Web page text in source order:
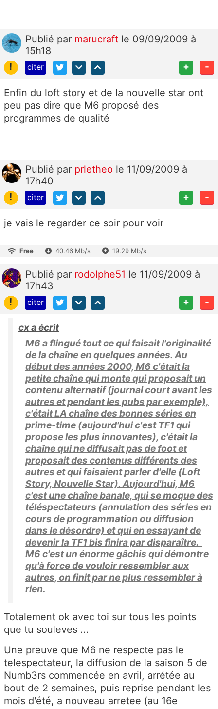
Publié par marucraft le 09/09/2009 à
15h18
!
citer + -
Enfin du loft story et de la nouvelle star ont
peu pas dire que M6 proposé des
programmes de qualité
Publié par prletheo le 11/09/2009 à
17h40
!
citer + -
je vais le regarder ce soir pour voir
Free 40.46 Mb/s 19.29 Mb/s
Publié par rodolphe51 le 11/09/2009 à
17h43
!
citer + -
cx a écrit
M6 a flingué tout ce qui faisait l'originalité
de la chaîne en quelques années. Au
début des années 2000, M6 c'était la
petite chaîne qui monte qui proposait un
contenu alternatif (journal court avant les
autres et pendant les pubs par exemple),
c'était LA chaîne des bonnes séries en
prime-time (aujourd'hui c'est TF1 qui
propose les plus innovantes), c'était la
chaîne qui ne diffusait pas de foot et
proposait des contenus différents des
autres et qui faisaient parler d'elle (Loft
Story, Nouvelle Star). Aujourd'hui, M6
c'est une chaîne banale, qui se moque des
téléspectateurs (annulation des séries en
cours de programmation ou diffusion
dans le désordre) et qui en essayant de
devenir la TF1 bis finira par disparaître.
M6 c'est un énorme gâchis qui démontre
qu'à force de vouloir ressembler aux
autres, on finit par ne plus ressembler à
rien.
Totalement ok avec toi sur tous les points
que tu souleves ...
Une preuve que M6 ne respecte pas le
telespectateur, la diffusion de la saison 5 de
Numb3rs commencée en avril, arrétée au
bout de 2 semaines, puis reprise pendant les
mois d'été, a nouveau arretee (au 16e